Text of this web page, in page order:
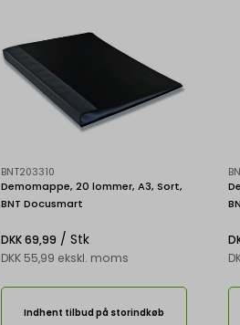
BNT203310
Demomappe, 20 lommer, A3, Sort,
BNT Docusmart
DKK 69,99 / Stk
DKK 55,99 ekskl. moms
Indhent tilbud på storindkøb